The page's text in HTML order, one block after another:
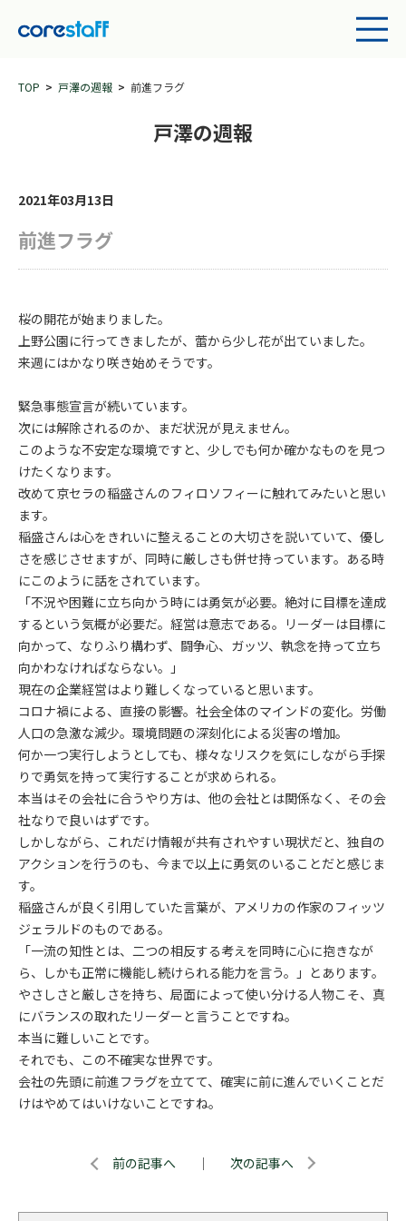
TOP 戸澤の週報 前進フラグ
戸澤の週報
2021年03月13日
前進フラグ
桜の開花が始まりました。
上野公園に行ってきましたが、蕾から少し花が出ていました。
来週にはかなり咲き始めそうです。
緊急事態宣言が続いています。
次には解除されるのか、まだ状況が見えません。
このような不安定な環境ですと、少しでも何か確かなものを見つ
けたくなります。
改めて京セラの稲盛さんのフィロソフィーに触れてみたいと思い
ます。
稲盛さんは心をきれいに整えることの大切さを説いていて、優し
さを感じさせますが、同時に厳しさも併せ持っています。ある時
にこのように話をされています。
「不況や困難に立ち向かう時には勇気が必要。絶対に目標を達成
するという気概が必要だ。経営は意志である。リーダーは目標に
向かって、なりふり構わず、闘争心、ガッツ、執念を持って立ち
向かわなければならない。」
現在の企業経営はより難しくなっていると思います。
コロナ禍による、直接の影響。社会全体のマインドの変化。労働
人口の急激な減少。環境問題の深刻化による災害の増加。
何か一つ実行しようとしても、様々なリスクを気にしながら手探
りで勇気を持って実行することが求められる。
本当はその会社に合うやり方は、他の会社とは関係なく、その会
社なりで良いはずです。
しかしながら、これだけ情報が共有されやすい現状だと、独自の
アクションを行うのも、今まで以上に勇気のいることだと感じま
す。
稲盛さんが良く引用していた言葉が、アメリカの作家のフィッツ
ジェラルドのものである。
「一流の知性とは、二つの相反する考えを同時に心に抱きなが
ら、しかも正常に機能し続けられる能力を言う。」とあります。
やさしさと厳しさを持ち、局面によって使い分ける人物こそ、真
にバランスの取れたリーダーと言うことですね。
本当に難しいことです。
それでも、この不確実な世界です。
会社の先頭に前進フラグを立てて、確実に前に進んでいくことだ
けはやめてはいけないことですね。
前の記事へ ｜ 次の記事へ